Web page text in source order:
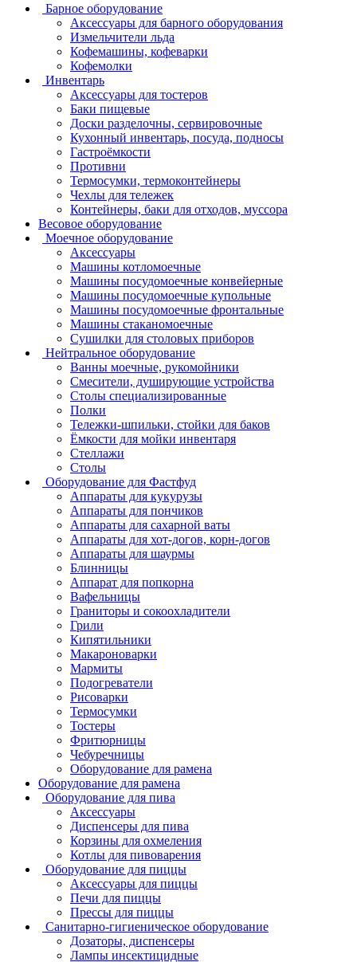
Барное оборудование
Аксессуары для барного оборудования
Измельчители льда
Кофемашины, кофеварки
Кофемолки
Инвентарь
Аксессуары для тостеров
Баки пищевые
Доски разделочны, сервировочные
Кухонный инвентарь, посуда, подносы
Гастроёмкости
Противни
Термосумки, термоконтейнеры
Чехлы для тележек
Контейнеры, баки для отходов, муссора
Весовое оборудование
Моечное оборудование
Аксессуары
Машины котломоечные
Машины посудомоечные конвейерные
Машины посудомоечные купольные
Машины посудомоечные фронтальные
Машины стаканомоечные
Сушилки для столовых приборов
Нейтральное оборудование
Ванны моечные, рукомойники
Смесители, душирующие устройства
Столы специализированные
Полки
Тележки-шпильки, стойки для баков
Ёмкости для мойки инвентаря
Стеллажи
Столы
Оборудование для Фастфуд
Аппараты для кукурузы
Аппараты для пончиков
Аппараты для сахарной ваты
Аппараты для хот-догов, корн-догов
Аппараты для шаурмы
Блинницы
Аппарат для попкорна
Вафельницы
Граниторы и сокоохладители
Грили
Кипятильники
Макароноварки
Мармиты
Подогреватели
Рисоварки
Термосумки
Тостеры
Фритюрницы
Чебуречницы
Оборудование для рамена
Оборудование для рамена
Оборудование для пива
Аксессуары
Диспенсеры для пива
Корзины для охмеления
Котлы для пивоварения
Оборудование для пиццы
Аксессуары для пиццы
Печи для пиццы
Прессы для пиццы
Санитарно-гигиеническое оборудование
Дозаторы, диспенсеры
Лампы инсектицидные